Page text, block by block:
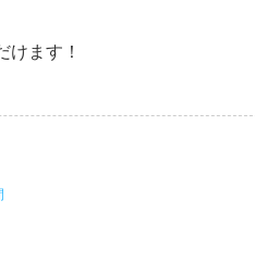
けます！